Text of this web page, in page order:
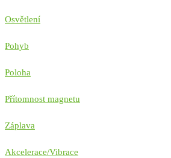
Osvětlení
Pohyb
Poloha
Přítomnost magnetu
Záplava
Akcelerace/Vibrace